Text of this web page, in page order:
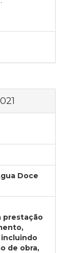
Doce
prestação
incluindo
de obra,